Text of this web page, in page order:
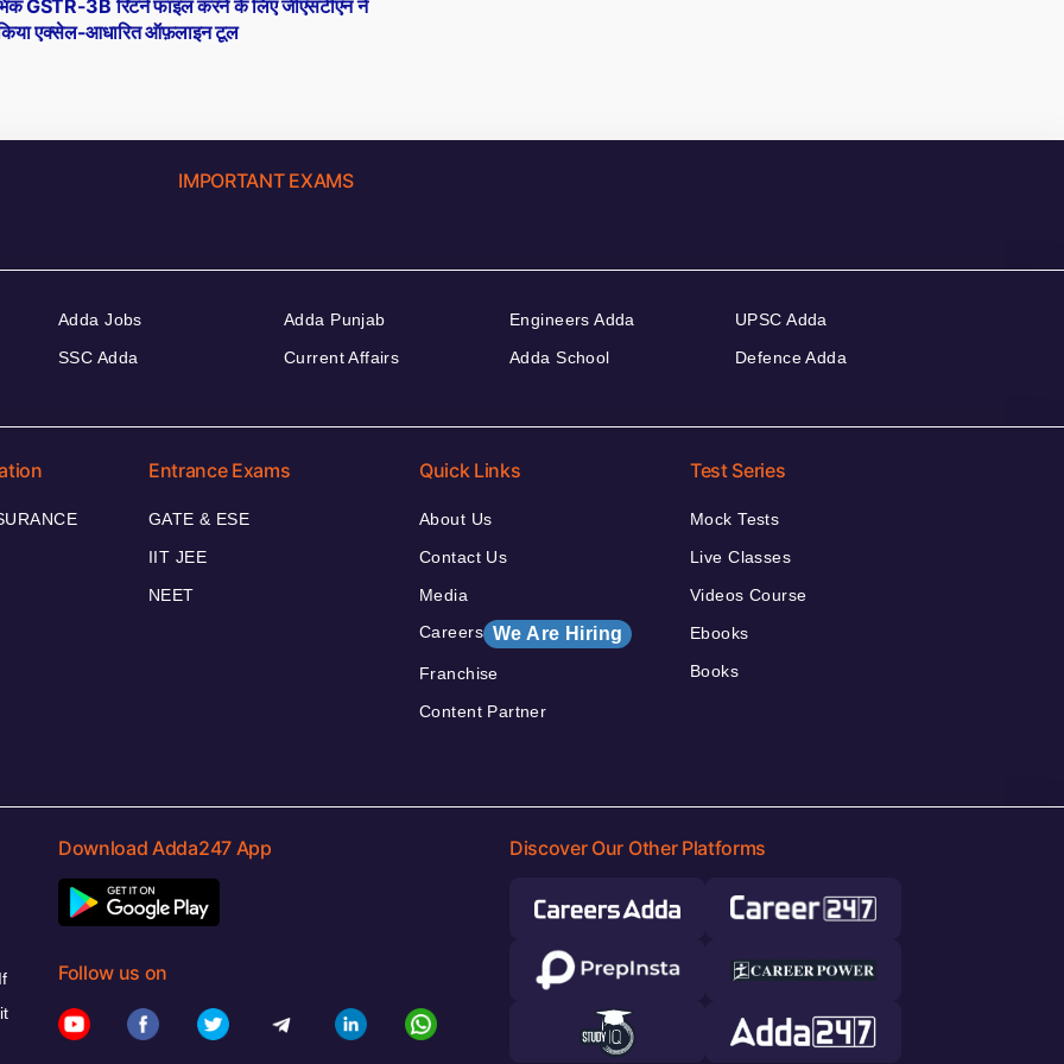
GSTR-3B रिटर्न फाइल करने के लिए जीएसटीएन ने
एक्सेल-आधारित ऑफ़लाइन टूल
IMPORTANT EXAMS
Adda Jobs
SSC Adda
Adda Punjab
Current Affairs
Engineers Adda
Adda School
UPSC Adda
Defence Adda
Entrance Exams
GATE & ESE
IIT JEE
NEET
Quick Links
About Us
Contact Us
Media
Careers We Are Hiring
Franchise
Content Partner
Test Series
Mock Tests
Live Classes
Videos Course
Ebooks
Books
Download Adda247 App
Follow us on
Discover Our Other Platforms